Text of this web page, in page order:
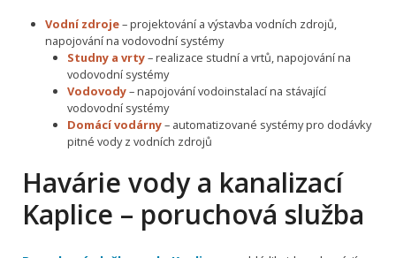
Vodní zdroje– projektování a výstavba vodních zdrojů,
napojování na vodovodní systémy
Studny a vrty– realizace studní a vrtů, napojování na
vodovodní systémy
Vodovody– napojování vodoinstalací na stávající
vodovodní systémy
Domácí vodárny– automatizované systémy pro dodávky
pitné vody z vodních zdrojů
Havárie vody a kanalizací
Kaplice – poruchová služba